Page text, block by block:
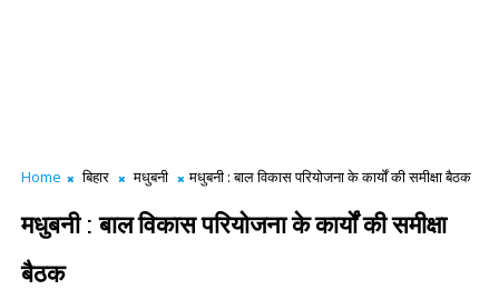
Home बिहार मधुबनी मधुबनी : बाल विकास परियोजना के कार्यों की समीक्षा बैठक
मधुबनी : बाल विकास परियोजना के कार्यों की समीक्षा
बैठक